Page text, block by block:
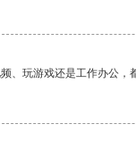
、玩游戏还是工作办公，